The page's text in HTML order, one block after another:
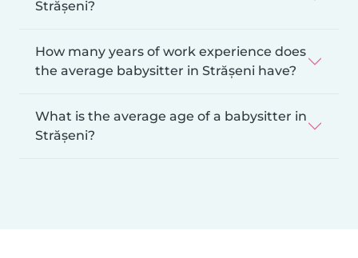
Strășeni?
How many years of work experience does
the average babysitter in Strășeni have?
What is the average age of a babysitter in
Strășeni?